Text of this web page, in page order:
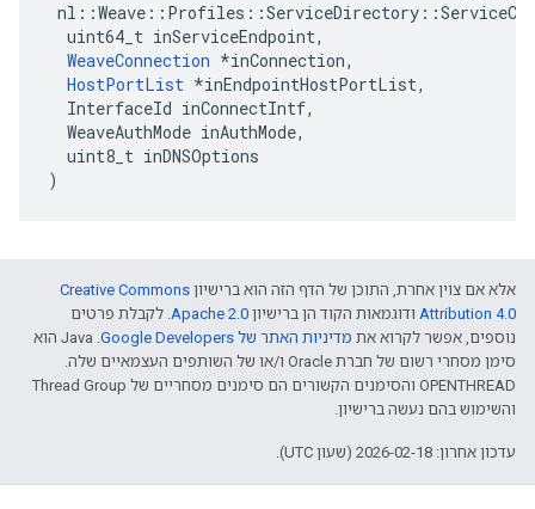
  uint64_t inServiceEndpoint,
WeaveConnection *inConnection,
HostPortList *inEndpointHostPortList,
  InterfaceId inConnectIntf,
  WeaveAuthMode inAuthMode,
  uint8_t inDNSOptions
)
אלא אם צוין אחרת, התוכן של הדף הזה הוא ברישיון Creative Commons
Attribution 4.0‏ ודוגמאות הקוד הן ברישיון Apache 2.0‏. לקבלת פרטים
נוספים, אפשר לקרוא את מדיניות האתר של Google Developers‏
.‏ Java הוא
סימן מסחרי רשום של חברת Oracle ו/או של השותפים העצמאיים שלה.
‫OPENTHREAD והסימנים הקשורים הם סימנים מסחריים של Thread Group
והשימוש בהם נעשה ברישיון.
עדכון אחרון: 2026-02-18 (שעון UTC).